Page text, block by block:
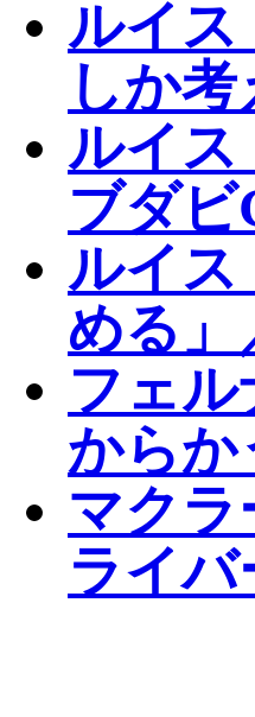
ルイス
しか
ルイス
ブダビ
ルイス
める」
フェ
からか
マク
ライ